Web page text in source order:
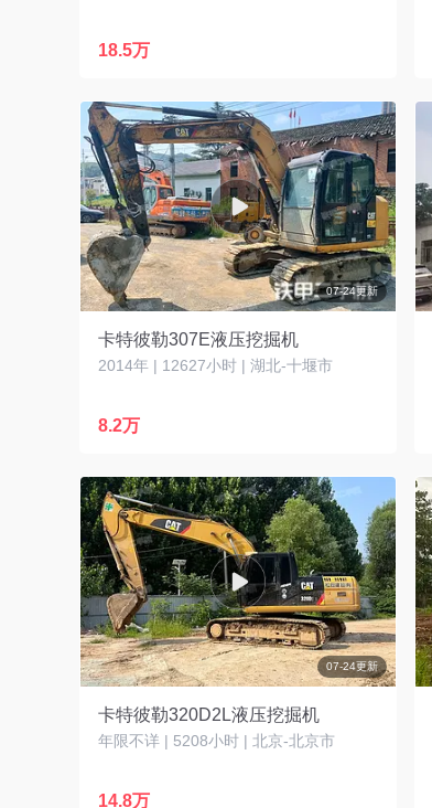
18.5万
07-24更新
卡特彼勒307E液压挖掘机
2014年 | 12627小时 | 湖北-十堰市
8.2万
07-24更新
卡特彼勒320D2L液压挖掘机
年限不详 | 5208小时 | 北京-北京市
14.8万